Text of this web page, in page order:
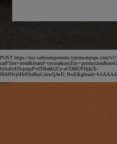
POST https://usc-webcomponents.toyota-europe.com/
ldAaScD3sjoqxPv0TBafkGCy-aVDI8UPDjklX-